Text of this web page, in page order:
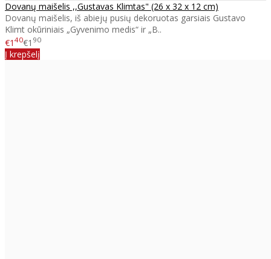
Dovanų maišelis ,,Gustavas Klimtas" (26 x 32 x 12 cm)
Dovanų maišelis, iš abiejų pusių dekoruotas garsiais Gustavo
Klimt okūriniais „Gyvenimo medis“ ir „B..
€1 40€1 90
Į krepšelį